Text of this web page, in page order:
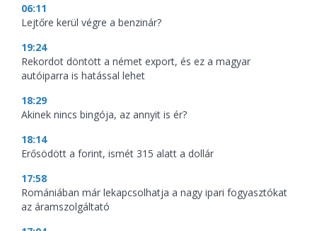
06:11
Lejtőre kerül végre a benzinár?
19:24
Rekordot döntött a német export, és ez a magyar
autóiparra is hatással lehet
18:29
Akinek nincs bingója, az annyit is ér?
18:14
Erősödött a forint, ismét 315 alatt a dollár
17:58
Romániában már lekapcsolhatja a nagy ipari fogyasztókat
az áramszolgáltató